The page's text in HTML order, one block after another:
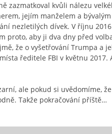
zazmatkoval kvůli nálezu
jejím manželem a
nezletilých dívek. V říjnu
proto, aby ji dva dny před
že o vyšetřování Trumpa a
ředitele FBI v květnu
ale pokud si uvědomíme,
Takže pokračování příště…